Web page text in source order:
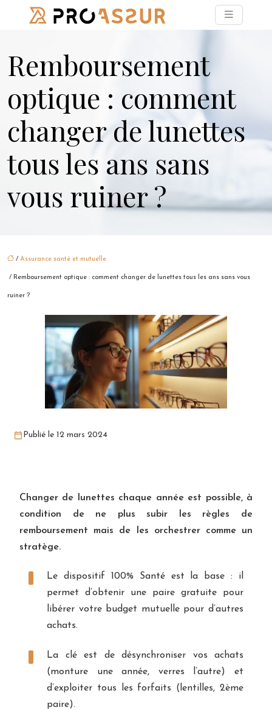
Remboursement
optique : comment
changer de lunettes
tous les ans sans
vous ruiner ?
/ Assurance santé et mutuelle
/ Remboursement optique : comment changer de lunettes tous les ans sans vous
ruiner ?
Publié le 12 mars 2024
Changer de lunettes chaque année est possible, à
condition de ne plus subir les règles de
remboursement mais de les orchestrer comme un
stratège.
Le dispositif 100% Santé est la base : il
permet d’obtenir une paire gratuite pour
libérer votre budget mutuelle pour d’autres
achats.
La clé est de désynchroniser vos achats
(monture une année, verres l’autre) et
d’exploiter tous les forfaits (lentilles, 2ème
paire).